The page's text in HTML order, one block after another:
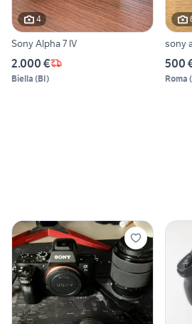
4
Sony Alpha 7 IV
2.000 €
Biella (BI)
sony
500
Roma (